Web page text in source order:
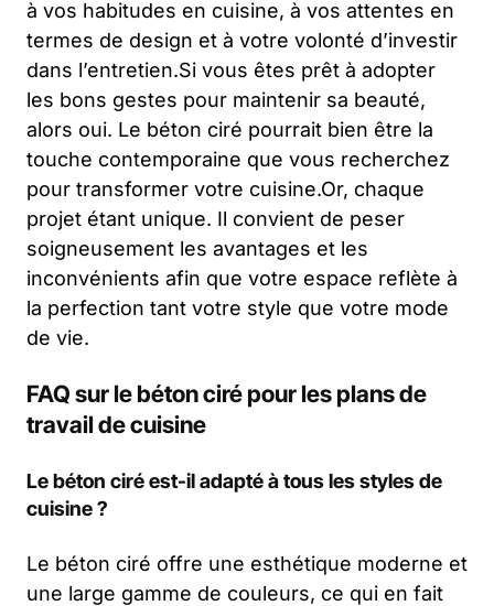
à vos habitudes en cuisine, à vos attentes en
termes de design et à votre volonté d’investir
dans l’entretien.Si vous êtes prêt à adopter
les bons gestes pour maintenir sa beauté,
alors oui. Le béton ciré pourrait bien être la
touche contemporaine que vous recherchez
pour transformer votre cuisine.Or, chaque
projet étant unique. Il convient de peser
soigneusement les avantages et les
inconvénients afin que votre espace reflète à
la perfection tant votre style que votre mode
de vie.
FAQ sur le béton ciré pour les plans de
travail de cuisine
Le béton ciré est-il adapté à tous les styles de
cuisine ?
Le béton ciré offre une esthétique moderne et
une large gamme de couleurs, ce qui en fait